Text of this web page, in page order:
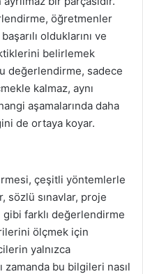
öğretmenler
olduklarını ve
belirlemek
değerlendirme, sadece
kalmaz, aynı
aşamalarında daha
de ortaya koyar.
çeşitli yöntemlerle
sözlü sınavlar, proje
gibi farklı değerlendirme
ölçmek için
yalnızca
bu bilgileri nasıl